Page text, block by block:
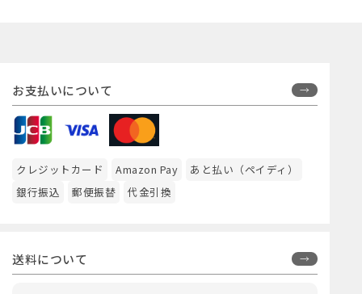
お支払いについて
クレジットカード Amazon Pay
あと払い（ペイディ）
銀行振込
郵便振替 代金引換
送料について